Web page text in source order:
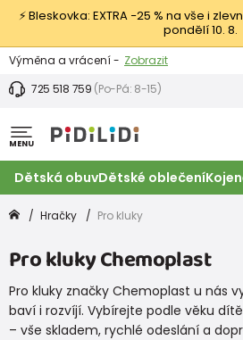
⚡ Bleskovka: EXTRA −25 % na vše i
pondělí 10. 8.
Výměna a vrácení - Zobrazit
Sleva 100 Kč na první nákup -
725 518 759 (Po-Pá: 8-15)
MENU
Dětská obuvDětské oblečení
Hračky Pro kluky
Pro kluky Chemoplast
Pro kluky značky Chemoplast u nás
baví i rozvíjí. Vybírejte podle věku
– vše skladem, rychlé odeslání a